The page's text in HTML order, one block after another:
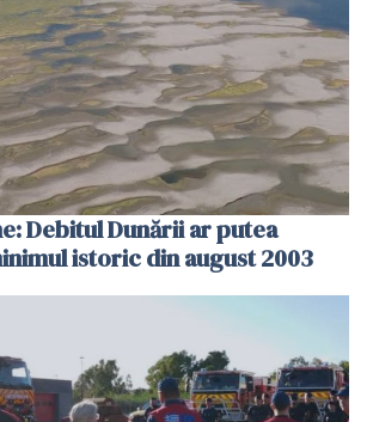
Debitul Dunării ar putea
istoric din august 2003